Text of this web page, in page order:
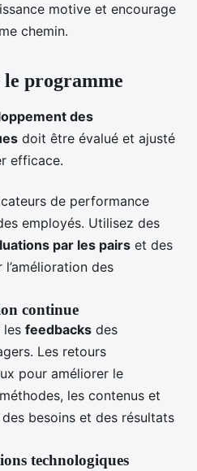
motive et encourage
chemin.
programme
des
doit être évalué et ajusté
efficace.
de performance
employés. Utilisez des
par les pairs et des
l’amélioration des
continue
les feedbacks des
Les retours
pour améliorer le
les contenus et
besoins et des résultats
technologiques